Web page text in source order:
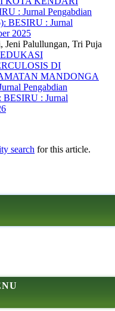
: Jurnal Pengabdian
BESIRU : Jurnal
2025
Palullungan, Tri Puja
EDUKASI
DI
MANDONGA
Pengabdian
BESIRU : Jurnal
search for this article.